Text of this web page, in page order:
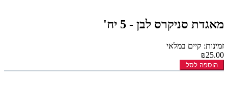
מאגדת סניקרס לבן - 5 יח'
זמינות: קיים במלאי
₪25.00
הוספה לסל